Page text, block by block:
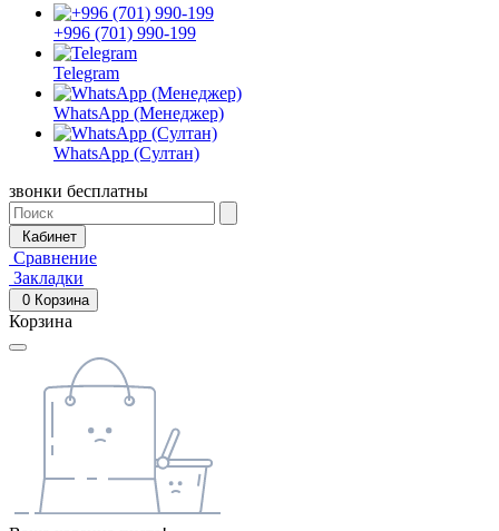
+996 (701) 990-199
Telegram
WhatsApp (Менеджер)
WhatsApp (Султан)
звонки бесплатны
Кабинет
Сравнение
Закладки
0 Корзина
Корзина